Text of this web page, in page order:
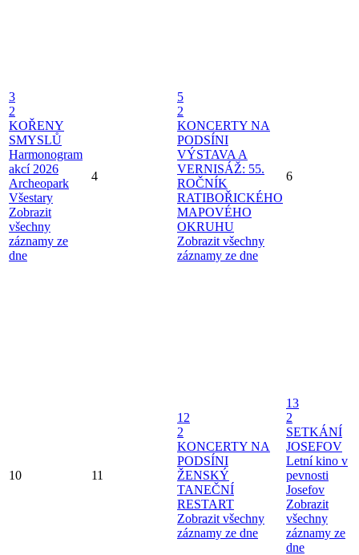
3
2
KOŘENY
SMYSLŮ
Harmonogram
akcí 2026
Archeopark
Všestary
Zobrazit
všechny
záznamy ze
dne
4
5
2
KONCERTY NA
PODSÍNI
VÝSTAVA A
VERNISÁŽ: 55.
ROČNÍK
RATIBOŘICKÉHO
MAPOVÉHO
OKRUHU
Zobrazit všechny
záznamy ze dne
6
10 11
12
2
KONCERTY NA
PODSÍNI
ŽENSKÝ
TANEČNÍ
RESTART
Zobrazit všechny
záznamy ze dne
13
2
SETKÁNÍ
JOSEFOV
Letní kino v
pevnosti
Josefov
Zobrazit
všechny
záznamy ze
dne